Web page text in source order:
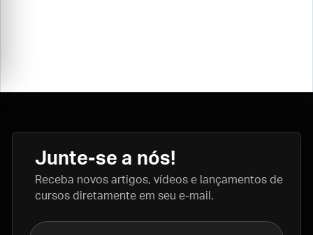
Junte-se a nós!
Receba novos artigos, vídeos e lançamentos de
cursos diretamente em seu e-mail.
Nome completo